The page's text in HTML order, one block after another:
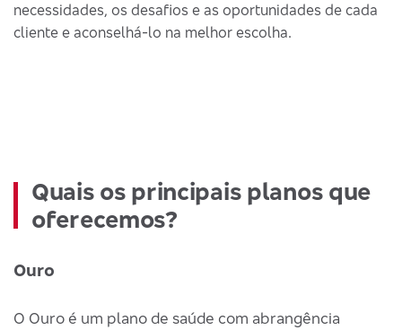
necessidades, os desafios e as oportunidades de cada
cliente e aconselhá-lo na melhor escolha.
Quais os principais planos que
oferecemos?
Ouro
O Ouro é um plano de saúde com abrangência